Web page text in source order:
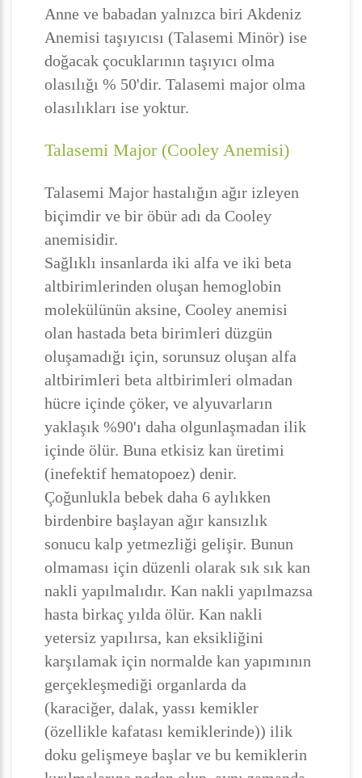
Anne ve babadan yalnızca biri Akdeniz
Anemisi taşıyıcısı (Talasemi Minör) ise
doğacak çocuklarının taşıyıcı olma
olasılığı % 50'dir. Talasemi major olma
olasılıkları ise yoktur.
Talasemi Major (Cooley Anemisi)
Talasemi Major hastalığın ağır izleyen
biçimdir ve bir öbür adı da Cooley
anemisidir.
Sağlıklı insanlarda iki alfa ve iki beta
altbirimlerinden oluşan hemoglobin
molekülünün aksine, Cooley anemisi
olan hastada beta birimleri düzgün
oluşamadığı için, sorunsuz oluşan alfa
altbirimleri beta altbirimleri olmadan
hücre içinde çöker, ve alyuvarların
yaklaşık %90'ı daha olgunlaşmadan ilik
içinde ölür. Buna etkisiz kan üretimi
(inefektif hematopoez) denir.
Çoğunlukla bebek daha 6 aylıkken
birdenbire başlayan ağır kansızlık
sonucu kalp yetmezliği gelişir. Bunun
olmaması için düzenli olarak sık sık kan
nakli yapılmalıdır. Kan nakli yapılmazsa
hasta birkaç yılda ölür. Kan nakli
yetersiz yapılırsa, kan eksikliğini
karşılamak için normalde kan yapımının
gerçekleşmediği organlarda da
(karaciğer, dalak, yassı kemikler
(özellikle kafatası kemiklerinde)) ilik
doku gelişmeye başlar ve bu kemiklerin